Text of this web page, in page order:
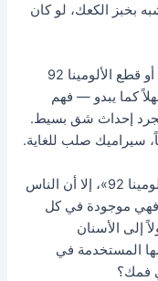
بخبز الكعك، لو كان
وبعد كل ذلك، غالبًا ما يضطرون إلى طحن أو قطع الألومينا 92
كما يبدو — فهم
إحداث شق بسيط.
سيراميك صلب للغاية.
على الرغم من صعوبة التعامل مع مادة «ألومينا 92»، إلا أن الناس
فهي موجودة في كل
إلى الأسنان
المستخدمة في
فمك؟